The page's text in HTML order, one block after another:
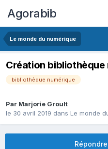
Agorabib
Le monde du numérique
Création bibliothèque
bibliothèque numérique
Par Marjorie Groult
le 30 avril 2019 dans Le monde